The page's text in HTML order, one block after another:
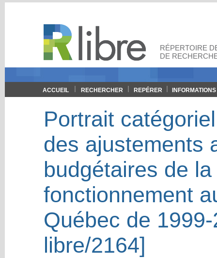
RÉPERTOIRE
DE
ACCUEIL RECHERCHER REPÉRER INFORMATIONS
Portrait
des ajustements
budgétaires de
fonctionnement
Québec de
libre/2164]